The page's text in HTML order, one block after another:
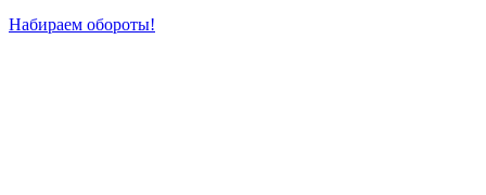
Набираем обороты!